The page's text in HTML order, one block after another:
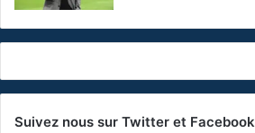
Suivez nous sur Twitter et Facebook